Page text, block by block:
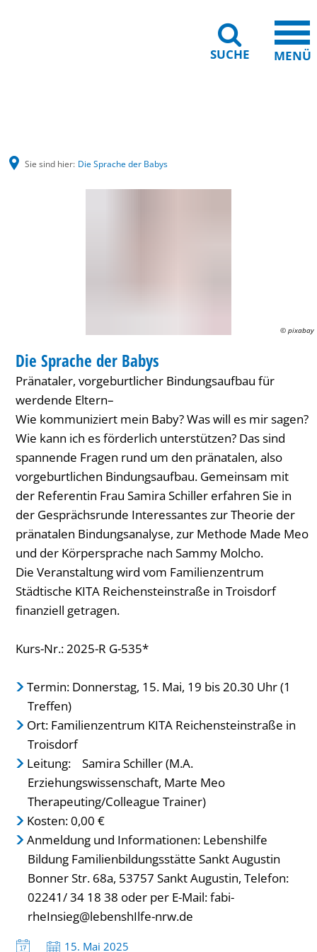
SUCHE MENÜ
Sie sind hier: Die Sprache der Babys
© pixabay
KATEGORIE: FAMILIENZENTRUM / KITA
Die Sprache der Babys
Pränataler, vorgeburtlicher Bindungsaufbau für
werdende Eltern–
Wie kommuniziert mein Baby? Was will es mir sagen?
Wie kann ich es förderlich unterstützen? Das sind
spannende Fragen rund um den pränatalen, also
vorgeburtlichen Bindungsaufbau. Gemeinsam mit
der Referentin Frau Samira Schiller erfahren Sie in
der Gesprächsrunde Interessantes zur Theorie der
pränatalen Bindungsanalyse, zur Methode Made Meo
und der Körpersprache nach Sammy Molcho.
Die Veranstaltung wird vom Familienzentrum
Städtische KITA Reichensteinstraße in Troisdorf
finanziell getragen.
Kurs-Nr.: 2025-R G-535*
Termin: Donnerstag, 15. Mai, 19 bis 20.30 Uhr (1
Treffen)
Ort: Familienzentrum KITA Reichensteinstraße in
Troisdorf
Leitung: Samira Schiller (M.A.
Erziehungswissenschaft, Marte Meo
Therapeuting/Colleague Trainer)
Kosten: 0,00 €
Anmeldung und Informationen: Lebenshilfe
Bildung Familienbildungsstätte Sankt Augustin
Bonner Str. 68a, 53757 Sankt Augustin, Telefon:
02241/ 34 18 38 oder per E-Mail: fabi-
rheInsieg@lebenshIlfe-nrw.de
Datum:
15. Mai 2025